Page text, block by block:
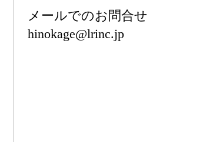
メールでのお問合せ
hinokage@lrinc.jp